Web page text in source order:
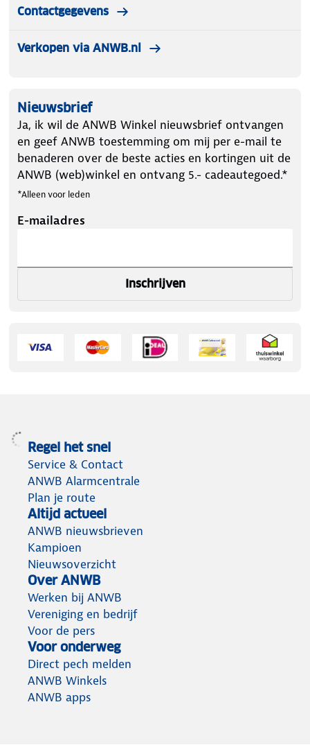
Contactgegevens
Verkopen via ANWB.nl
Nieuwsbrief
Ja, ik wil de ANWB Winkel nieuwsbrief ontvangen
en geef ANWB toestemming om mij per e-mail te
benaderen over de beste acties en kortingen uit de
ANWB (web)winkel en ontvang 5.- cadeautegoed.*
*Alleen voor leden
E-mailadres
Inschrijven
Regel het snel
Service & Contact
ANWB Alarmcentrale
Plan je route
Altijd actueel
ANWB nieuwsbrieven
Kampioen
Nieuwsoverzicht
Over ANWB
Werken bij ANWB
Vereniging en bedrijf
Voor de pers
Voor onderweg
Direct pech melden
ANWB Winkels
ANWB apps